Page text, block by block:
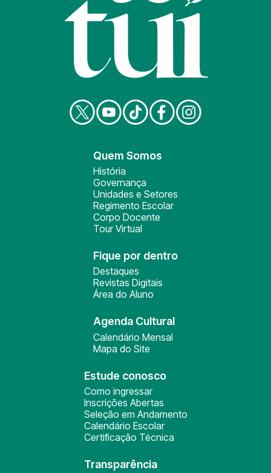
Quem Somos
História
Governança
Unidades e Setores
Regimento Escolar
Corpo Docente
Tour Virtual
Fique por dentro
Destaques
Revistas Digitais
Área do Aluno
Agenda Cultural
Calendário Mensal
Mapa do Site
Estude conosco
Como ingressar
Inscrições Abertas
Seleção em Andamento
Calendário Escolar
Certificação Técnica
Transparência